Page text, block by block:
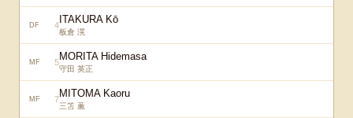
DF 4 ITAKURA Kō
板倉 滉
MF 5MORITA Hidemasa
守田 英正
MF 7MITOMA Kaoru
三笘 薫